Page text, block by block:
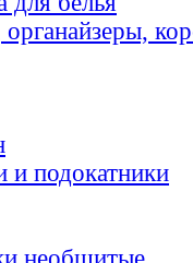
и подокатники